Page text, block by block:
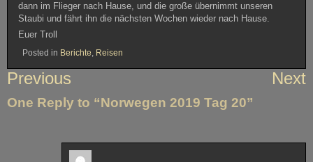
dann im Flieger nach Hause, und die große übernimmt unseren
Staubi und fährt ihn die nächsten Wochen wieder nach Hause.
Euer Troll
Posted in Berichte, Reisen
Beitragsnavigation
Previous Next
One Reply to “Norwegen 2019 Tag 20”